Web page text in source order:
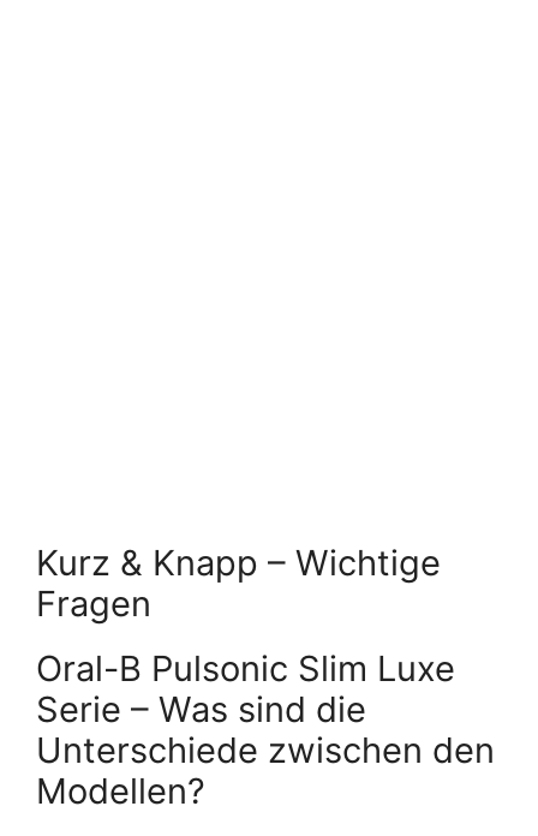
Kurz & Knapp – Wichtige
Fragen
Oral-B Pulsonic Slim Luxe
Serie – Was sind die
Unterschiede zwischen den
Modellen?